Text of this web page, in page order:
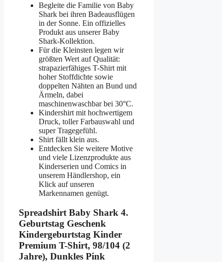
Begleite die Familie von Baby
Shark bei ihren Badeausflügen
in der Sonne. Ein offizielles
Produkt aus unserer Baby
Shark-Kollektion.
Für die Kleinsten legen wir
größten Wert auf Qualität:
strapazierfähiges T-Shirt mit
hoher Stoffdichte sowie
doppelten Nähten an Bund und
Ärmeln, dabei
maschinenwaschbar bei 30°C.
Kindershirt mit hochwertigem
Druck, toller Farbauswahl und
super Tragegefühl.
Shirt fällt klein aus.
Entdecken Sie weitere Motive
und viele Lizenzprodukte aus
Kinderserien und Comics in
unserem Händlershop, ein
Klick auf unseren
Markennamen genügt.
Spreadshirt Baby Shark 4.
Geburtstag Geschenk
Kindergeburtstag Kinder
Premium T-Shirt, 98/104 (2
Jahre), Dunkles Pink